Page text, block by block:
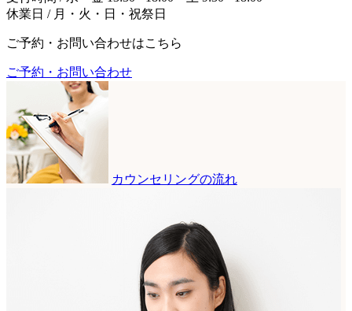
休業日 / 月・火・日・祝祭日
ご予約・お問い合わせはこちら
ご予約・お問い合わせ
カウンセリングの流れ